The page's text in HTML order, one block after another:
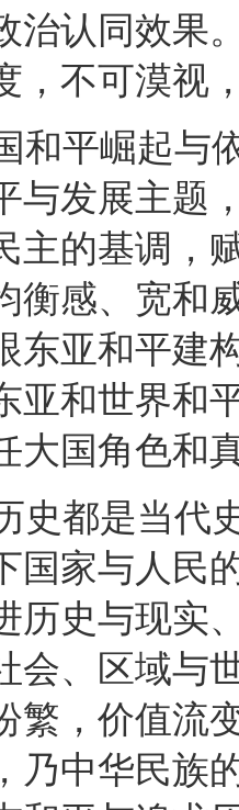
治认同效果
，不可漠视
平崛起与
与发展主题
主的基调，
衡感、宽和
东亚和平建
亚和世界和
大国角色和
都是当代
国家与人民
历史与现实
会、区域与
繁，价值流
乃中华民族